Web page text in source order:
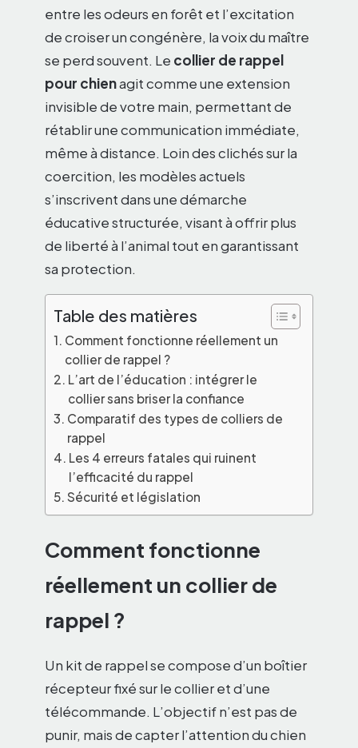
entre les odeurs en forêt et l’excitation
de croiser un congénère, la voix du maître
se perd souvent. Le collier de rappel
pour chienagit comme une extension
invisible de votre main, permettant de
rétablir une communication immédiate,
même à distance. Loin des clichés sur la
coercition, les modèles actuels
s’inscrivent dans une démarche
éducative structurée, visant à offrir plus
de liberté à l’animal tout en garantissant
sa protection.
Table des matières
Comment fonctionne réellement un
collier de rappel ?
L’art de l’éducation : intégrer le
collier sans briser la confiance
Comparatif des types de colliers de
rappel
Les 4 erreurs fatales qui ruinent
l’efficacité du rappel
Sécurité et législation
Comment fonctionne
réellement un collier de
rappel ?
Un kit de rappel se compose d’un boîtier
récepteur fixé sur le collier et d’une
télécommande. L’objectif n’est pas de
punir, mais de capter l’attention du chien